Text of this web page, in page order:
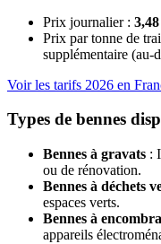
Prix journalier :
Prix par tonne de
supplémentaire (au-
Voir les tarifs 2026 en
Types de bennes
Bennes à gravats :
ou de rénovation.
Bennes à déchets
espaces verts.
Bennes à
appareils